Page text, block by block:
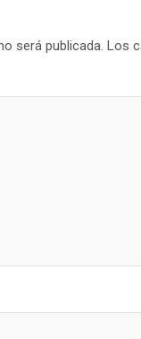
será publicada. Los